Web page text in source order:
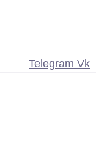
Telegram Vk